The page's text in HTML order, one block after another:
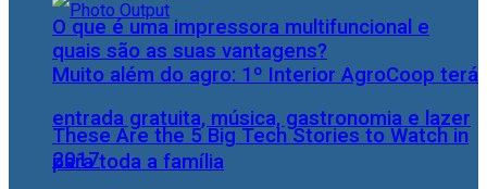
Muito além do agro: 1º Interior AgroCoop terá
entrada gratuita, música, gastronomia e lazer
para toda a família
O que é uma impressora multifuncional e
quais são as suas vantagens?
These Are the 5 Big Tech Stories to Watch in
2017